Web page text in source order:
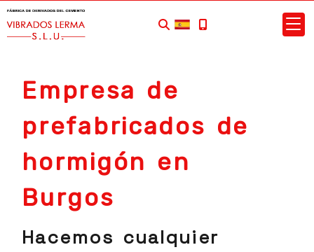
Empresa de
prefabricados de
hormigón en
Burgos
Hacemos cualquier